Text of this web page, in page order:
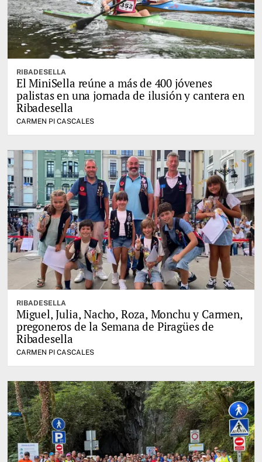
RIBADESELLA
El MiniSella reúne a más de 400 jóvenes
palistas en una jornada de ilusión y cantera en
Ribadesella
CARMEN PI CASCALES
RIBADESELLA
Miguel, Julia, Nacho, Roza, Monchu y Carmen,
pregoneros de la Semana de Piragües de
Ribadesella
CARMEN PI CASCALES